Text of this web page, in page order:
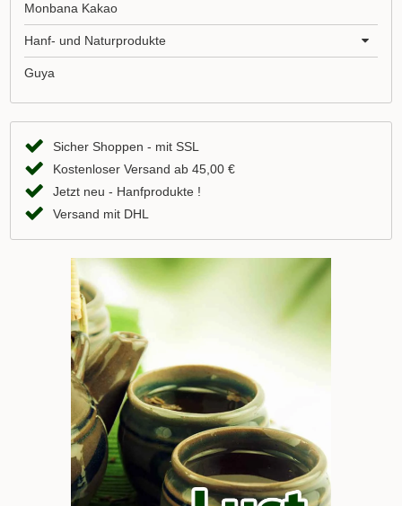
Monbana Kakao
Hanf- und Naturprodukte
Guya
Sicher Shoppen - mit SSL
Kostenloser Versand ab 45,00 €
Jetzt neu - Hanfprodukte !
Versand mit DHL